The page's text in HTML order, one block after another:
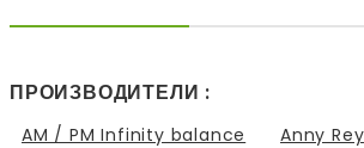
ПРОИЗВОДИТЕЛИ :
AM / PM Infinity balance Anny Rey